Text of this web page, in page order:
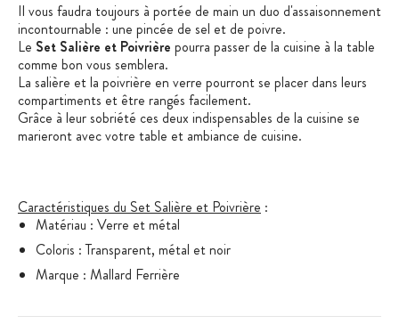
Il vous faudra toujours à portée de main un duo d'assaisonnement
incontournable : une pincée de sel et de poivre.
Le Set Salière et Poivrière pourra passer de la cuisine à la table
comme bon vous semblera.
La salière et la poivrière en verre pourront se placer dans leurs
compartiments et être rangés facilement.
Grâce à leur sobriété ces deux indispensables de la cuisine se
marieront avec votre table et ambiance de cuisine.
Caractéristiques du Set Salière et Poivrière :
Matériau : Verre et métal
Coloris : Transparent, métal et noir
Marque : Mallard Ferrière